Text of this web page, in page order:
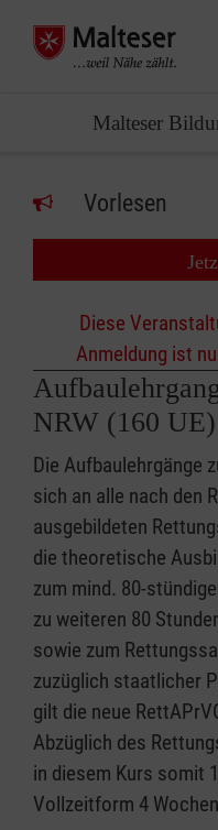
Malteser
Vorlesen
Diese
Anmeldung ist
NRW (160
Die Aufbaulehrgänge
sich an alle nach den
ausgebildeten
die theoretische
zum mind. 80-
zu weiteren 80
sowie zum
zuzüglich staatlicher
gilt die neue
Abzüglich des
in diesem Kurs somit
Vollzeitform 4